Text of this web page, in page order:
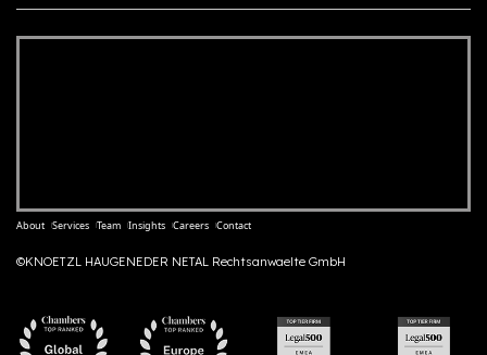
About Services Team Insights Careers Contact
©KNOETZL HAUGENEDER NETAL Rechtsanwaelte GmbH